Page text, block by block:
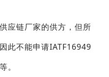
应链厂家的供方，但所
此不能申请IATF16949
。